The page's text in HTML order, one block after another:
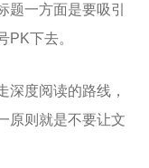
题一方面是要吸引
PK下去。
度阅读的路线，
原则就是不要让文